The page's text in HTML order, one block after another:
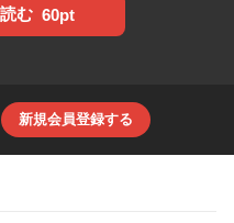
む 60pt
新規会員登録する